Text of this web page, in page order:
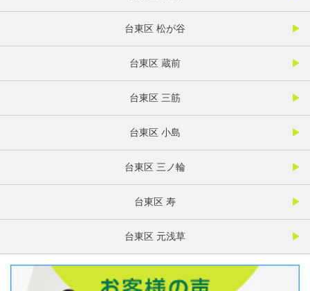
台東区 松が谷
台東区 蔵前
台東区 三筋
台東区 小島
台東区 三ノ輪
台東区 寿
台東区 元浅草